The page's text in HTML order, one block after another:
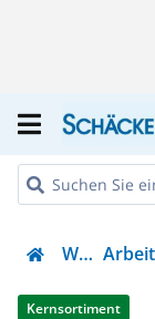
Werkzeug
Kernsortiment